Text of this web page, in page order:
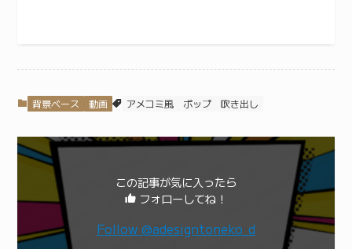
背景ベース 動画 アメコミ風 ポップ 吹き出し
この記事が気に入ったら
フォローしてね！
Follow @adesigntoneko_d